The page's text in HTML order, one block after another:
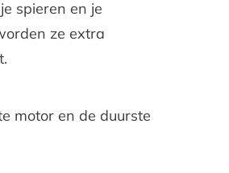
spieren en je
ze extra
motor en de duurste